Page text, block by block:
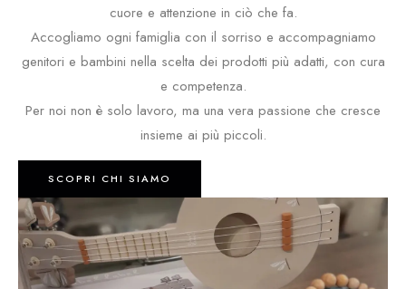
cuore e attenzione in ciò che fa.
Accogliamo ogni famiglia con il sorriso e accompagniamo
genitori e bambini nella scelta dei prodotti più adatti, con cura
e competenza.
Per noi non è solo lavoro, ma una vera passione che cresce
insieme ai più piccoli.
SCOPRI CHI SIAMO